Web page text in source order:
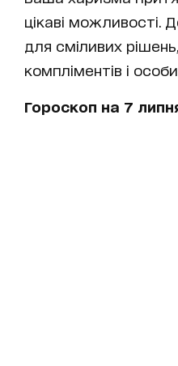
цікаві можливості.
для сміливих
компліментів і
Гороскоп на 7